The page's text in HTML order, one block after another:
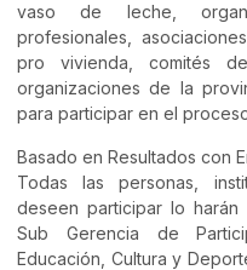
vaso de leche,
profesionales,
pro vivienda, comités
organizaciones de la
para participar en el
Basado en Resultados con
Todas las personas,
deseen participar lo
Sub Gerencia de
Educación, Cultura y